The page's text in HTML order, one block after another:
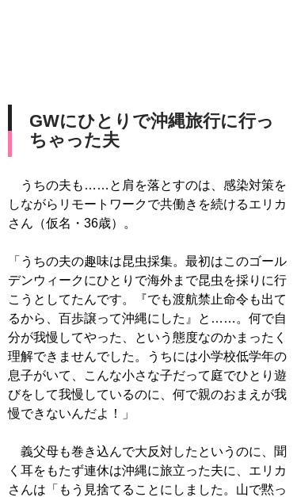
GWにひとりで沖縄旅行に行っ
ちゃった夫
うちの夫も……と肩を落とすのは、感染対策を
しながらリモートワークで共働きを続けるエリカ
さん（仮名・36歳）。
「うちの夫の趣味は昆虫採集。最初はこのゴール
デンウィークにひとりで海外まで昆虫を採りに行
こうとしてたんです。『でも渡航禁止命令も出て
るから、百歩譲って沖縄にした』と……。何で自
分が我慢してやった、という態度なのかまったく
理解できませんでした。うちには小学校低学年の
息子がいて、こんな小さな子だって庭でひとり遊
びをして我慢しているのに、何で親のおまえが我
慢できないんだよ！」
義父母も巻き込んで大反対したというのに、聞
く耳をもたず連休は沖縄に旅立った夫に、エリカ
さんは「もう見捨てることにしました。山で黙っ